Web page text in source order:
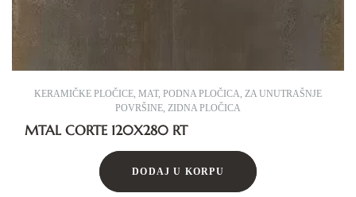
KERAMIČKE PLOČICE, MAT, PODNA PLOČICA, ZA UNUTRAŠNJE
POVRŠINE, ZIDNA PLOČICA
MTAL CORTE 120X280 RT
DODAJ U KORPU